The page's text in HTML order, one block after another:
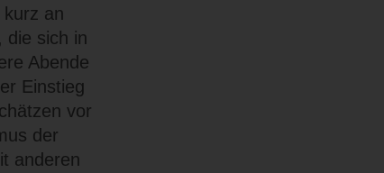
an
die sich in
Abende
Einstieg
vor
der
anderen